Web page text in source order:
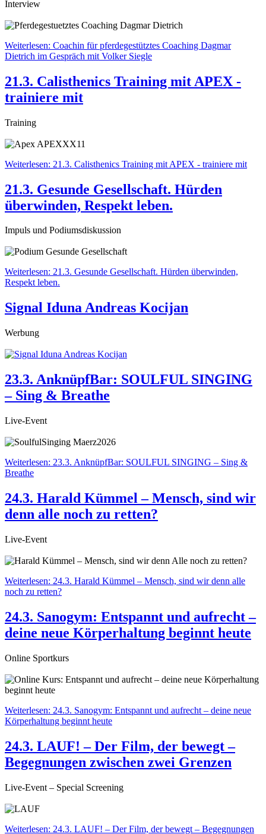
Interview
Weiterlesen: Coachin für pferdegestütztes Coaching Dagmar
Dietrich im Gespräch mit Volker Siegle
21.3. Calisthenics Training mit APEX -
trainiere mit
Training
Weiterlesen: 21.3. Calisthenics Training mit APEX - trainiere mit
21.3. Gesunde Gesellschaft. Hürden
überwinden, Respekt leben.
Impuls und Podiumsdiskussion
Weiterlesen: 21.3. Gesunde Gesellschaft. Hürden überwinden,
Respekt leben.
Signal Iduna Andreas Kocijan
Werbung
23.3. AnknüpfBar: SOULFUL SINGING
– Sing & Breathe
Live-Event
Weiterlesen: 23.3. AnknüpfBar: SOULFUL SINGING – Sing &
Breathe
24.3. Harald Kümmel – Mensch, sind wir
denn alle noch zu retten?
Live-Event
Weiterlesen: 24.3. Harald Kümmel – Mensch, sind wir denn alle
noch zu retten?
24.3. Sanogym: Entspannt und aufrecht –
deine neue Körperhaltung beginnt heute
Online Sportkurs
Weiterlesen: 24.3. Sanogym: Entspannt und aufrecht – deine neue
Körperhaltung beginnt heute
24.3. LAUF! – Der Film, der bewegt –
Begegnungen zwischen zwei Grenzen
Live-Event – Special Screening
Weiterlesen: 24.3. LAUF! – Der Film, der bewegt – Begegnungen